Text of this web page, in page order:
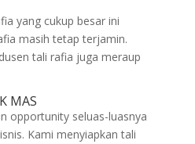
yang cukup besar ini
masih tetap terjamin.
tali rafia juga meraup
MAS
opportunity seluas-luasnya
Kami menyiapkan tali